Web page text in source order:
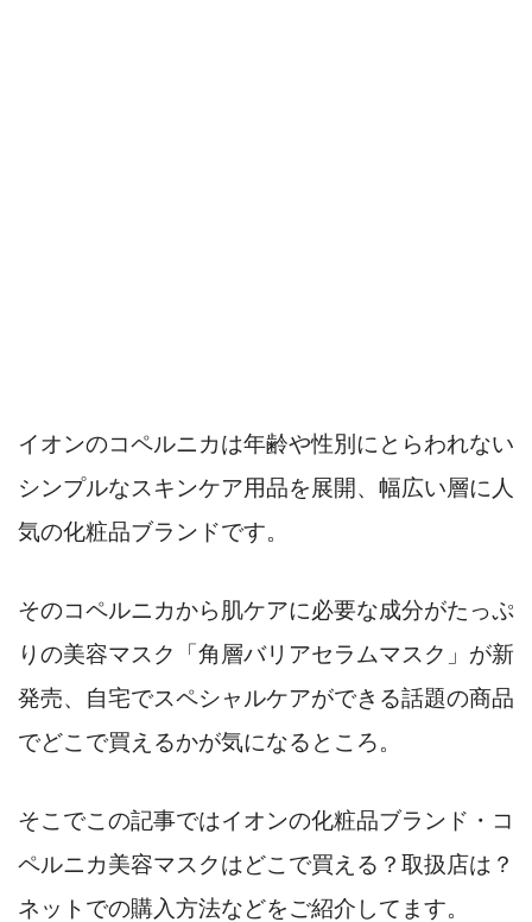
イオンのコペルニカは年齢や性別にとらわれない
シンプルなスキンケア用品を展開、幅広い層に人
気の化粧品ブランドです。
そのコペルニカから肌ケアに必要な成分がたっぷ
りの美容マスク「角層バリアセラムマスク」が新
発売、自宅でスペシャルケアができる話題の商品
でどこで買えるかが気になるところ。
そこでこの記事ではイオンの化粧品ブランド・コ
ペルニカ美容マスクはどこで買える？取扱店は？
ネットでの購入方法などをご紹介してます。